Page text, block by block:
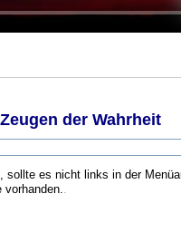
Zeugen der Wahrheit
sollte es nicht links in der